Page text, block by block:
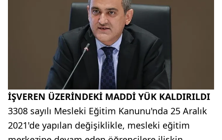
İŞVEREN ÜZERİNDEKİ MADDİ YÜK KALDIRILDI
3308 sayılı Mesleki Eğitim Kanunu'nda 25 Aralık
2021'de yapılan değişiklikle, mesleki eğitim